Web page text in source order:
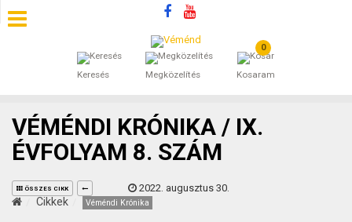
Keresés Megközelítés
0
Kosaram
SZÁLLÁSOK
ÁLTALÁNOS SZERZŐDÉSI FELTÉTELEK
KINCSES BARANYA VÉMÉND
VÉMÉNDI KRÓNIKA / IX.
ÉVFOLYAM 8. SZÁM
ÖSSZES CIKK 2022. augusztus 30.
Cikkek Véméndi Krónika